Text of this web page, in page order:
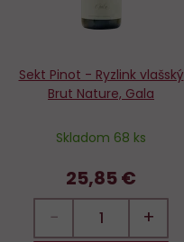
Sekt Pinot - Ryzlink vlašský
Brut Nature, Gala
Skladom 68 ks
25,85 €
− +